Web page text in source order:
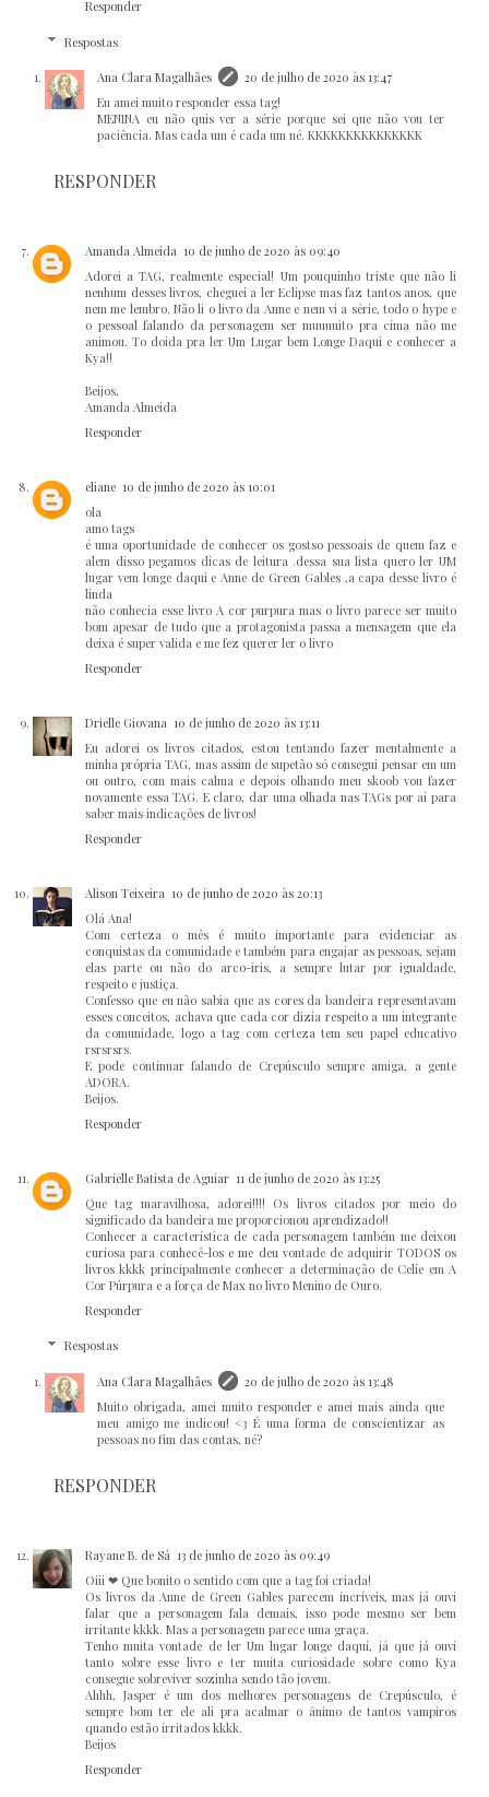
Responder
Respostas
Ana Clara Magalhães
20 de julho de 2020 às 13:47
Eu amei muito responder essa tag!
MENINA eu não quis ver a série porque sei que não vou ter
paciência. Mas cada um é cada um né. KKKKKKKKKKKKKKK
RESPONDER
Amanda Almeida 10 de junho de 2020 às 09:40
Adorei a TAG, realmente especial! Um pouquinho triste que não li
nenhum desses livros, cheguei a ler Eclipse mas faz tantos anos, que
nem me lembro. Não li o livro da Anne e nem vi a série, todo o hype e
o pessoal falando da personagem ser muuuuito pra cima não me
animou. To doida pra ler Um Lugar bem Longe Daqui e conhecer a
Kya!!
Beijos,
Amanda Almeida
Responder
eliane 10 de junho de 2020 às 10:01
ola
amo tags
é uma oportunidade de conhecer os gostso pessoais de quem faz e
alem disso pegamos dicas de leitura .dessa sua lista quero ler UM
lugar vem longe daqui e Anne de Green Gables ,a capa desse livro é
linda
não conhecia esse livro A cor purpura mas o livro parece ser muito
bom apesar de tudo que a protagonista passa a mensagem que ela
deixa é super valida e me fez querer ler o livro
Responder
Drielle Giovana 10 de junho de 2020 às 13:11
Eu adorei os livros citados, estou tentando fazer mentalmente a
minha própria TAG, mas assim de supetão só consegui pensar em um
ou outro, com mais calma e depois olhando meu skoob vou fazer
novamente essa TAG. E claro, dar uma olhada nas TAGs por aí para
saber mais indicações de livros!
Responder
Alison Teixeira 10 de junho de 2020 às 20:13
Olá Ana!
Com certeza o mês é muito importante para evidenciar as
conquistas da comunidade e também para engajar as pessoas, sejam
elas parte ou não do arco-íris, a sempre lutar por igualdade,
respeito e justiça.
Confesso que eu não sabia que as cores da bandeira representavam
esses conceitos, achava que cada cor dizia respeito a um integrante
da comunidade, logo a tag com certeza tem seu papel educativo
rsrsrsrs.
E pode continuar falando de Crepúsculo sempre amiga, a gente
ADORA.
Beijos.
Responder
Gabrielle Batista de Aguiar 11 de junho de 2020 às 13:25
Que tag maravilhosa, adorei!!!! Os livros citados por meio do
significado da bandeira me proporcionou aprendizado!!
Conhecer a característica de cada personagem também me deixou
curiosa para conhecê-los e me deu vontade de adquirir TODOS os
livros kkkk principalmente conhecer a determinação de Celie em A
Cor Púrpura e a força de Max no livro Menino de Ouro.
Responder
Respostas
Ana Clara Magalhães
20 de julho de 2020 às 13:48
Muito obrigada, amei muito responder e amei mais ainda que
meu amigo me indicou! <3 É uma forma de conscientizar as
pessoas no fim das contas, né?
RESPONDER
Rayane B. de Sá 13 de junho de 2020 às 09:49
Oiii ❤ Que bonito o sentido com que a tag foi criada!
Os livros da Anne de Green Gables parecem incríveis, mas já ouvi
falar que a personagem fala demais, isso pode mesmo ser bem
irritante kkkk. Mas a personagem parece uma graça.
Tenho muita vontade de ler Um lugar longe daqui, já que já ouvi
tanto sobre esse livro e ter muita curiosidade sobre como Kya
consegue sobreviver sozinha sendo tão jovem.
Ahhh, Jasper é um dos melhores personagens de Crepúsculo, é
sempre bom ter ele ali pra acalmar o ânimo de tantos vampiros
quando estão irritados kkkk.
Beijos
Responder